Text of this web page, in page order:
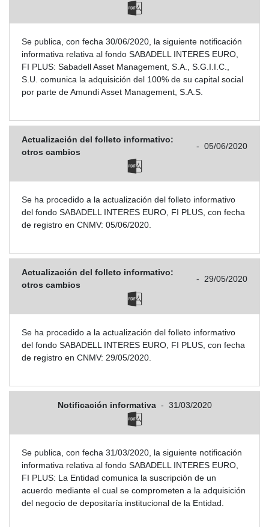
Se publica, con fecha 30/06/2020, la siguiente notificación
informativa relativa al fondo SABADELL INTERES EURO,
FI PLUS: Sabadell Asset Management, S.A., S.G.I.I.C.,
S.U. comunica la adquisición del 100% de su capital social
por parte de Amundi Asset Management, S.A.S.
Actualización del folleto informativo:
otros cambios
- 05/06/2020
Se ha procedido a la actualización del folleto informativo
del fondo SABADELL INTERES EURO, FI PLUS, con fecha
de registro en CNMV: 05/06/2020.
Actualización del folleto informativo:
otros cambios
- 29/05/2020
Se ha procedido a la actualización del folleto informativo
del fondo SABADELL INTERES EURO, FI PLUS, con fecha
de registro en CNMV: 29/05/2020.
Notificación informativa - 31/03/2020
Se publica, con fecha 31/03/2020, la siguiente notificación
informativa relativa al fondo SABADELL INTERES EURO,
FI PLUS: La Entidad comunica la suscripción de un
acuerdo mediante el cual se comprometen a la adquisición
del negocio de depositaría institucional de la Entidad.